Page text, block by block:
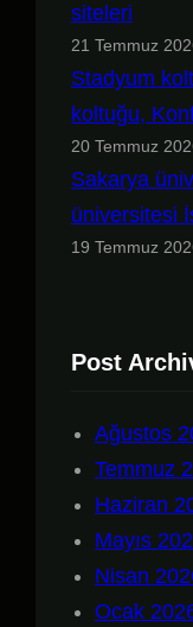
siteleri
21 Temmuz
Stadyum
koltuğu,
20 Temmuz
Sakarya
üniversitesi
19 Temmuz
Post
Ağustos
Temmuz
Haziran
Mayıs
Nisan
Ocak